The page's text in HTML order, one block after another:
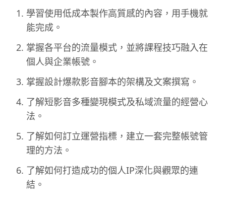
學習使用低成本製作高質感的內容，用手機就
能完成。
掌握各平台的流量模式，並將課程技巧融入在
個人與企業帳號。
掌握設計爆款影音腳本的架構及文案撰寫。
了解短影音多種變現模式及私域流量的經營心
法。
了解如何訂立運營指標，建立一套完整帳號管
理的方法。
了解如何打造成功的個人IP深化與觀眾的連
結。